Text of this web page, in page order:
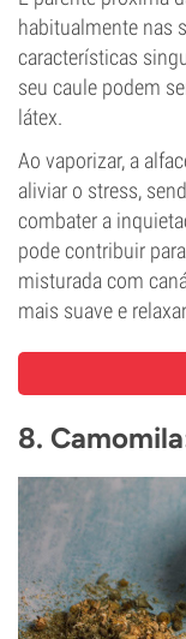
habitualmente nas
características
seu caule podem
látex.
Ao vaporizar, a
aliviar o stress,
combater a
pode contribuir
misturada com
mais suave e
8.